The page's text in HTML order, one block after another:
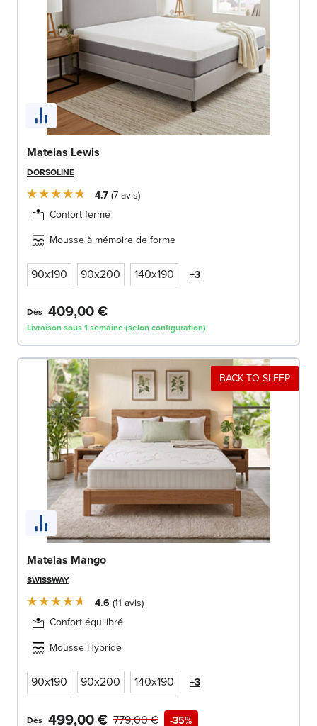
Matelas Lewis
DORSOLINE
4.7 7avis
Confort ferme
Mousse à mémoire de forme
90x190 90x200 140x190 +3
Dès 409,00 €
Livraison sous 1 semaine (selon configuration)
BACK TO SLEEP
Matelas Mango
SWISSWAY
4.6 11 avis
Confort équilibré
Mousse Hybride
90x190 90x200 140x190 +3
Dès 499,00 € -35%
779,00 €